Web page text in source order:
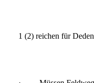
1 (2) reichen für